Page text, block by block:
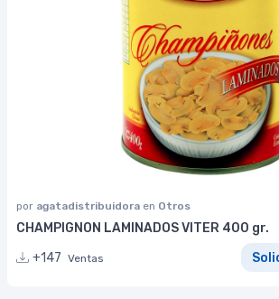
por agatadistribuidora en Otros
CHAMPIGNON LAMINADOS VITER 400 gr.
+147 Ventas